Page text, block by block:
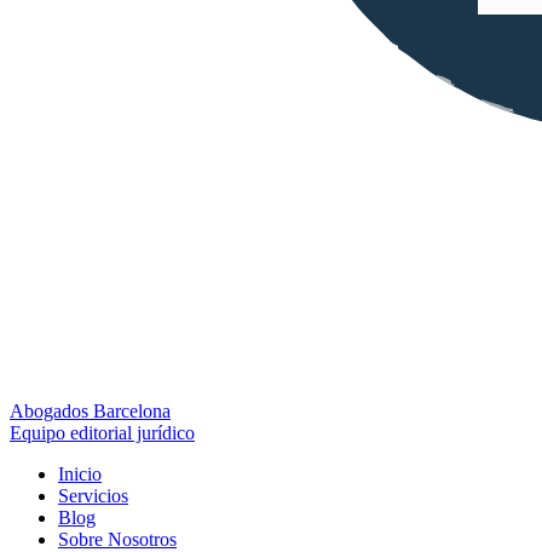
Abogados Barcelona
Equipo editorial jurídico
Inicio
Servicios
Blog
Sobre Nosotros